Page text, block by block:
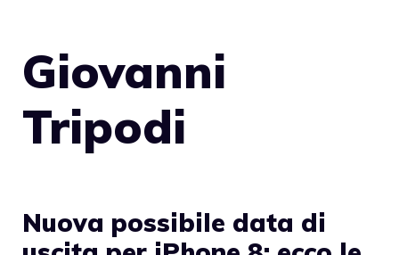
Giovanni
Tripodi
Nuova possibile data di